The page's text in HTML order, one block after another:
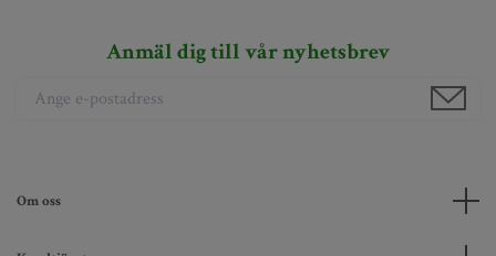
Anmäl dig till vår nyhetsbrev
Om oss